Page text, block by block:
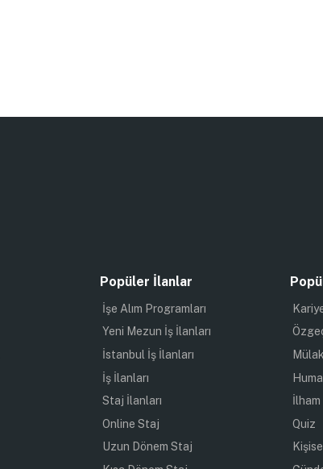
Popüler İlanlar
İşe Alım Programları
Yeni Mezun İş İlanları
İstanbul İş İlanları
İş İlanları
Staj İlanları
Online Staj
Uzun Dönem Staj
İlham
Quiz